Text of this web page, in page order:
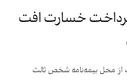
پرداخت خسارت افت
قیمت از محل بیمه‌نامه شخص ثالث